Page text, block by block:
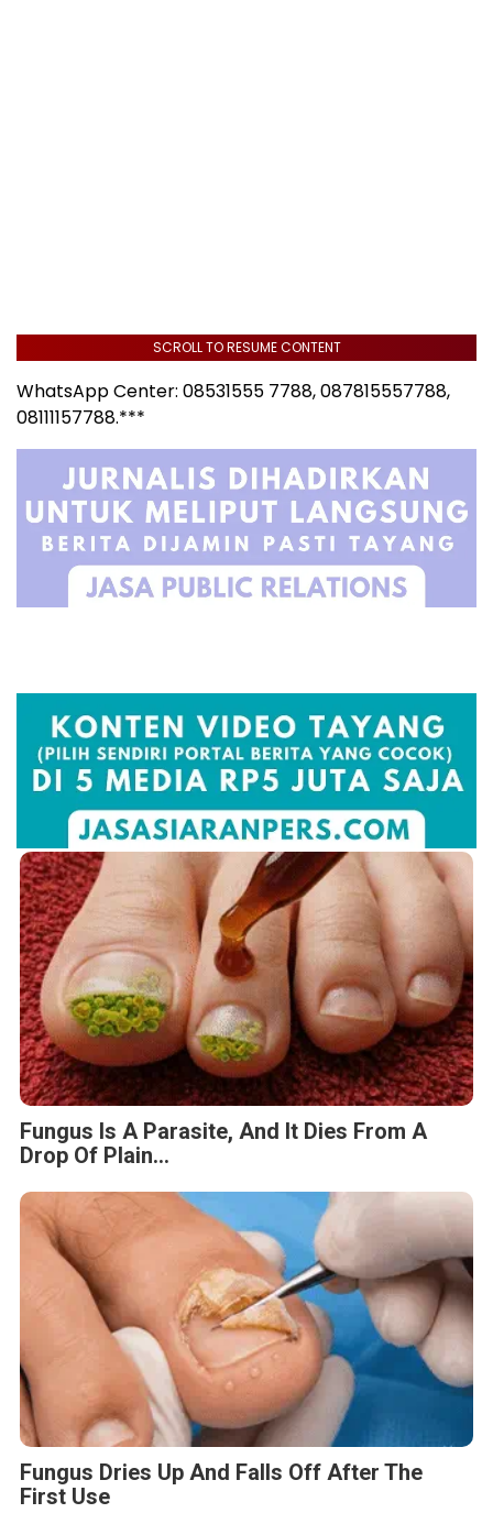
SCROLL TO RESUME CONTENT
WhatsApp Center: 08531555 7788, 087815557788,
08111157788.***
Fungus Is A Parasite, And It Dies From A
Drop Of Plain...
Fungus Dries Up And Falls Off After The
First Use